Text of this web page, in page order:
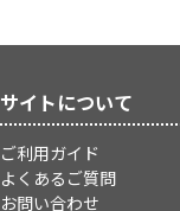
サイトについて
ご利用ガイド
よくあるご質問
お問い合わせ